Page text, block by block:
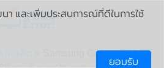
» Samsung Galaxy S21 FE
า และเพิ่มประสบการณ์ที่ดีในการใช้
ยอมรับ